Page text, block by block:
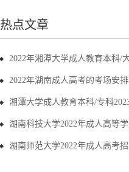
热点文章
2022年湘潭大学成人教育本科/
2022年湖南成人高考的考场安排
湘潭大学成人教育本科/专科
湖南科技大学2022年成人高等
湖南师范大学2022年成人高考